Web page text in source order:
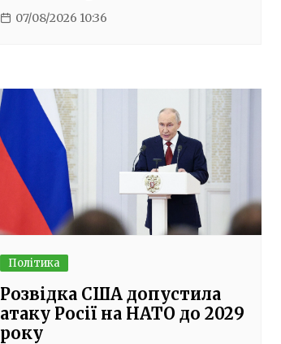
07/08/2026 10:36
Політика
Розвідка США допустила
атаку Росії на НАТО до 2029
року